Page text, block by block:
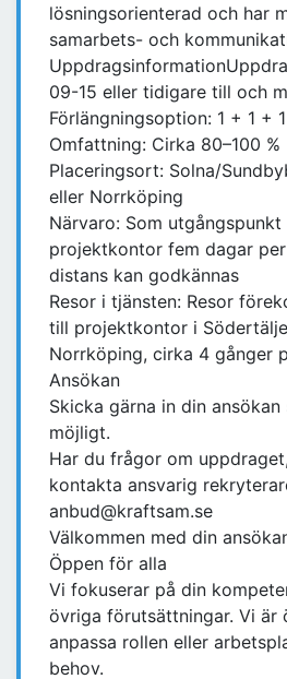
lösningsorienterad och har
samarbets- och
09-15 eller tidigare till och
Förlängningsoption: 1 + 1 +
Omfattning: Cirka 80–100 %
Placeringsort: Solna/
eller Norrköping
Närvaro: Som
projektkontor fem dagar
distans kan godkännas
Resor i tjänsten: Resor
till projektkontor i
Norrköping, cirka 4 gånger
Ansökan
Skicka gärna in din
möjligt.
Har du frågor om
kontakta ansvarig
anbud@kraftsam.se
Välkommen med din
Öppen för alla
Vi fokuserar på din
övriga förutsättningar. Vi är
anpassa rollen eller
behov.